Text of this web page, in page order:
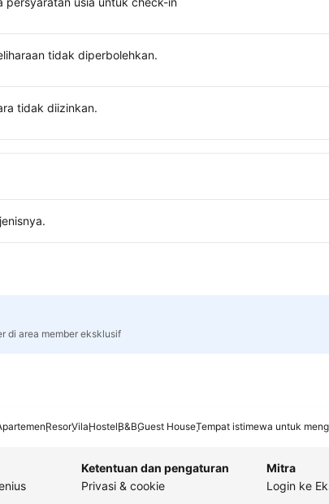
tidak diperbolehkan.
tidak diizinkan.
di area member eksklusif
ResorVilaHostelB&BGuest HouseTempat istimewa untuk
Ketentuan dan pengaturan
Privasi & cookie
Mitra
Login ke